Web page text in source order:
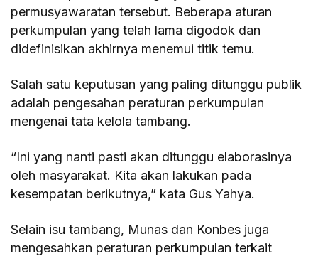
permusyawaratan tersebut. Beberapa aturan
perkumpulan yang telah lama digodok dan
didefinisikan akhirnya menemui titik temu.
Salah satu keputusan yang paling ditunggu publik
adalah pengesahan peraturan perkumpulan
mengenai tata kelola tambang.
“Ini yang nanti pasti akan ditunggu elaborasinya
oleh masyarakat. Kita akan lakukan pada
kesempatan berikutnya,” kata Gus Yahya.
Selain isu tambang, Munas dan Konbes juga
mengesahkan peraturan perkumpulan terkait